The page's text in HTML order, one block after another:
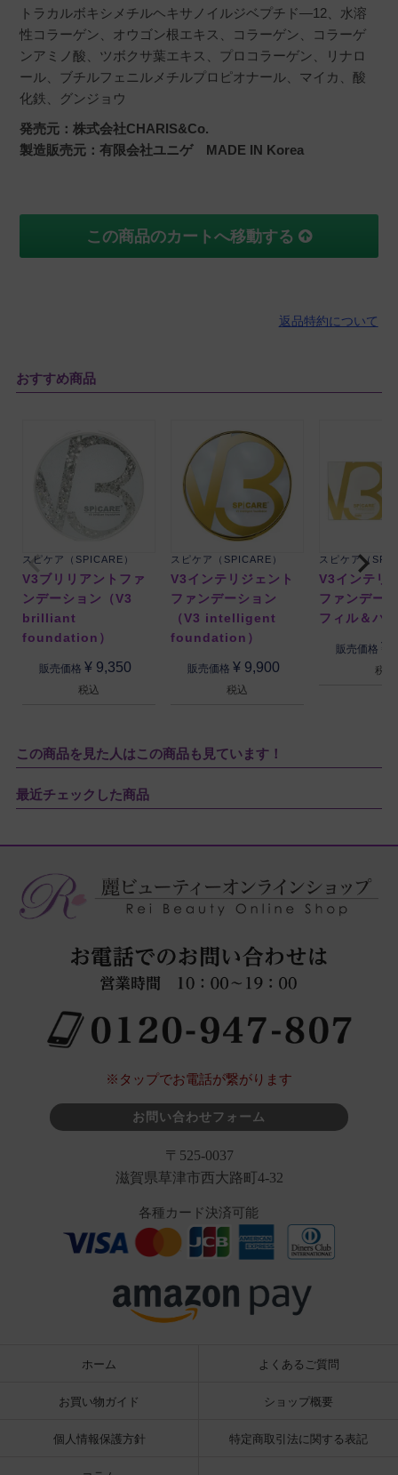
トラカルボキシメチルヘキサノイルジベプチド―12、水溶
性コラーゲン、オウゴン根エキス、コラーゲン、コラーゲ
ンアミノ酸、ツボクサ葉エキス、プロコラーゲン、リナロ
ール、ブチルフェニルメチルプロピオナール、マイカ、酸
化鉄、グンジョウ
発売元：株式会社CHARIS&Co.
製造販売元：有限会社ユニゲ MADE IN Korea
この商品のカートへ移動する
返品特約について
おすすめ商品
スピケア（SPICARE）
V3ブリリアントファ
ンデーション（V3
brilliant
foundation）
販売価格 ¥ 9,350
税込
スピケア（SPICARE）
V3インテリジェント
ファンデーション
（V3 intelligent
foundation）
販売価格 ¥ 9,900
税込
スピケア（
V3インテリ
ファンデー
フィル＆パ
販売価格 ¥
税込
この商品を見た人はこの商品も見ています！
最近チェックした商品
※タップでお電話が繋がります
お問い合わせフォーム
〒525-0037
滋賀県草津市西大路町4-32
各種カード決済可能
ホーム よくあるご質問
お買い物ガイド ショップ概要
個人情報保護方針 特定商取引法に関する表記